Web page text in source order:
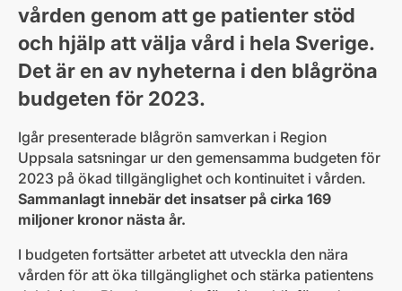
vården genom att ge patienter stöd
och hjälp att välja vård i hela Sverige.
Det är en av nyheterna i den blågröna
budgeten för 2023.
Igår presenterade blågrön samverkan i Region
Uppsala satsningar ur den gemensamma budgeten för
2023 på ökad tillgänglighet och kontinuitet i vården.
Sammanlagt innebär det insatser på cirka 169
miljoner kronor nästa år.
I budgeten fortsätter arbetet att utveckla den nära
vården för att öka tillgänglighet och stärka patientens